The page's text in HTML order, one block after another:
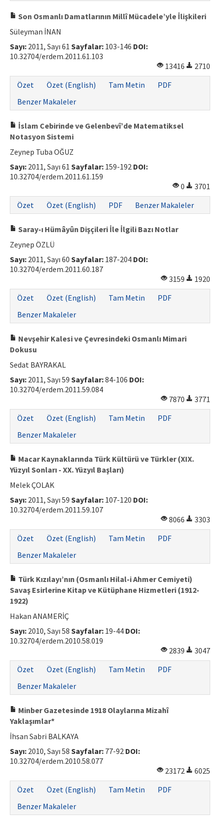
Son Osmanlı Damatlarının Millî Mücadele’yle İlişkileri
Süleyman İNAN
Sayı: 2011, Sayı 61 Sayfalar: 103-146 DOI:
10.32704/erdem.2011.61.103
13416
2710
Özet
Özet (English) Tam Metin
PDF
Benzer Makaleler
İslam Cebirinde ve Gelenbevî’de Matematiksel
Notasyon Sistemi
Zeynep Tuba OĞUZ
Sayı: 2011, Sayı 61 Sayfalar: 159-192 DOI:
10.32704/erdem.2011.61.159
0
3701
Özet
Özet (English) PDF Benzer Makaleler
Saray-ı Hümâyûn Dişçileri İle İlgili Bazı Notlar
Zeynep ÖZLÜ
Sayı: 2011, Sayı 60 Sayfalar: 187-204 DOI:
10.32704/erdem.2011.60.187
3159
1920
Özet
Özet (English) Tam Metin
PDF
Benzer Makaleler
Nevşehir Kalesi ve Çevresindeki Osmanlı Mimari
Dokusu
Sedat BAYRAKAL
Sayı: 2011, Sayı 59 Sayfalar:84-106 DOI:
10.32704/erdem.2011.59.084
7870
3771
Özet
Özet (English) Tam Metin
PDF
Benzer Makaleler
Macar Kaynaklarında Türk Kültürü ve Türkler (XIX.
Yüzyıl Sonları - XX. Yüzyıl Başları)
Melek ÇOLAK
Sayı: 2011, Sayı 59 Sayfalar: 107-120 DOI:
10.32704/erdem.2011.59.107
8066
3303
Özet
Özet (English) Tam Metin
PDF
Benzer Makaleler
Türk Kızılayı’nın (Osmanlı Hilal-i Ahmer Cemiyeti)
Savaş Esirlerine Kitap ve Kütüphane Hizmetleri (1912-
1922)
Hakan ANAMERİÇ
Sayı: 2010, Sayı 58 Sayfalar: 19-44 DOI:
10.32704/erdem.2010.58.019
2839
3047
Özet
Özet (English) Tam Metin
PDF
Benzer Makaleler
Minber Gazetesinde 1918 Olaylarına Mizahî
Yaklaşımlar*
İhsan Sabri BALKAYA
Sayı: 2010, Sayı 58 Sayfalar: 77-92 DOI:
10.32704/erdem.2010.58.077
23172
6025
Özet
Özet (English) Tam Metin
PDF
Benzer Makaleler